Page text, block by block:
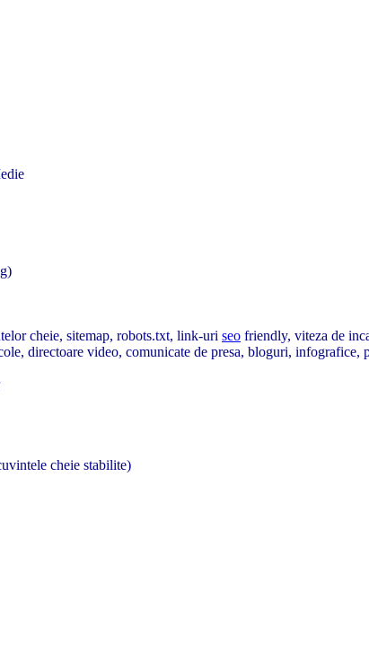
cheie, sitemap, robots.txt, link-uri seo friendly, viteza de
directoare video, comunicate de presa, bloguri,
cheie stabilite)